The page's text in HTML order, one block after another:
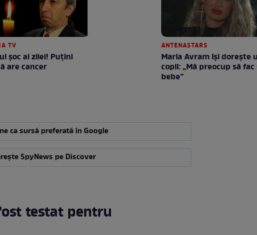
TV
şoc al zilei! Puţini
are cancer
ANTENASTARS
Maria Avram își dorește
copil: „Mă preocup să fac
bebe”
ca sursă preferată în Google
SpyNews pe Discover
testat pentru